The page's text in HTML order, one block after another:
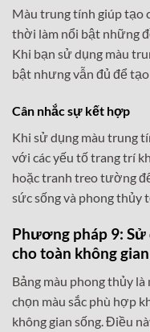
Màu trung tính giúp tạo
thời làm nổi bật những
Khi bạn sử dụng màu
bật nhưng vẫn đủ để
Cân nhắc sự kết hợp
Khi sử dụng màu trung
với các yếu tố trang trí
hoặc tranh treo tường
sức sống và phong thủy
Phương pháp 9:
cho toàn không gian
Bảng màu phong thủy
chọn màu sắc phù hợp
không gian sống. Điều